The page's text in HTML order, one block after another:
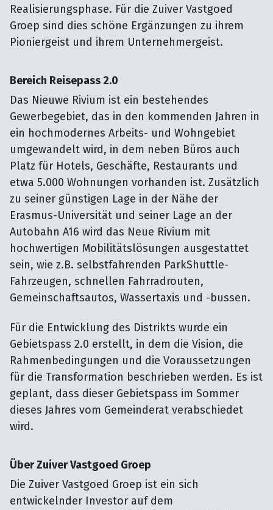
Realisierungsphase. Für die Zuiver Vastgoed
Groep sind dies schöne Ergänzungen zu ihrem
Pioniergeist und ihrem Unternehmergeist.
Bereich Reisepass 2.0
Das Nieuwe Rivium ist ein bestehendes
Gewerbegebiet, das in den kommenden Jahren in
ein hochmodernes Arbeits- und Wohngebiet
umgewandelt wird, in dem neben Büros auch
Platz für Hotels, Geschäfte, Restaurants und
etwa 5.000 Wohnungen vorhanden ist. Zusätzlich
zu seiner günstigen Lage in der Nähe der
Erasmus-Universität und seiner Lage an der
Autobahn A16 wird das Neue Rivium mit
hochwertigen Mobilitätslösungen ausgestattet
sein, wie z.B. selbstfahrenden ParkShuttle-
Fahrzeugen, schnellen Fahrradrouten,
Gemeinschaftsautos, Wassertaxis und -bussen.
Für die Entwicklung des Distrikts wurde ein
Gebietspass 2.0 erstellt, in dem die Vision, die
Rahmenbedingungen und die Voraussetzungen
für die Transformation beschrieben werden. Es ist
geplant, dass dieser Gebietspass im Sommer
dieses Jahres vom Gemeinderat verabschiedet
wird.
Über Zuiver Vastgoed Groep
Die Zuiver Vastgoed Groep ist ein sich
entwickelnder Investor auf dem